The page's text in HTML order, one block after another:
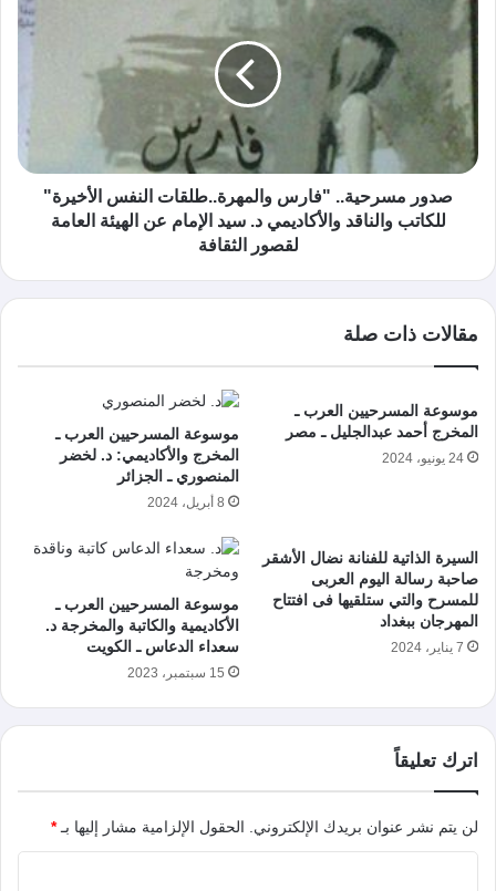
صدور مسرحية.. "فارس والمهرة..طلقات النفس الأخيرة"
للكاتب والناقد والأكاديمي د. سيد الإمام عن الهيئة العامة
لقصور الثقافة
مقالات ذات صلة
موسوعة المسرحيين العرب ـ
المخرج أحمد عبدالجليل ـ مصر
24 يونيو، 2024
موسوعة المسرحيين العرب ـ
المخرج والأكاديمي: د. لخضر
المنصوري ـ الجزائر
8 أبريل، 2024
السيرة الذاتية للفنانة نضال الأشقر
صاحبة رسالة اليوم العربى
للمسرح والتي ستلقيها فى افتتاح
المهرجان ببغداد
7 يناير، 2024
موسوعة المسرحيين العرب ـ
الأكاديمية والكاتبة والمخرجة د.
سعداء الدعاس ـ الكويت
15 سبتمبر، 2023
اترك تعليقاً
لن يتم نشر عنوان بريدك الإلكتروني. الحقول الإلزامية مشار إليها بـ*